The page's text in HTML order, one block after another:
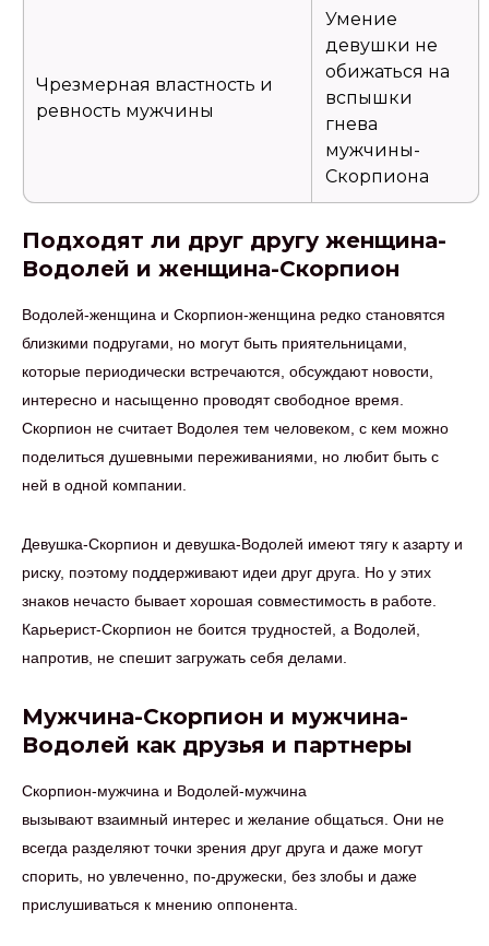
Чрезмерная властность и
ревность мужчины
Умение
девушки не
обижаться на
вспышки
гнева
мужчины-
Скорпиона
Подходят ли друг другу женщина-
Водолей и женщина-Скорпион
Водолей-женщина и Скорпион-женщина редко становятся
близкими подругами, но могут быть приятельницами,
которые периодически встречаются, обсуждают новости,
интересно и насыщенно проводят свободное время.
Скорпион не считает Водолея тем человеком, с кем можно
поделиться душевными переживаниями, но любит быть с
ней в одной компании.
Девушка-Скорпион и девушка-Водолей имеют тягу к азарту и
риску, поэтому поддерживают идеи друг друга. Но у этих
знаков нечасто бывает хорошая совместимость в работе.
Карьерист-Скорпион не боится трудностей, а Водолей,
напротив, не спешит загружать себя делами.
Мужчина-Скорпион и мужчина-
Водолей как друзья и партнеры
Скорпион-мужчина и Водолей-мужчина
вызывают взаимный интерес и желание общаться. Они не
всегда разделяют точки зрения друг друга и даже могут
спорить, но увлеченно, по-дружески, без злобы и даже
прислушиваться к мнению оппонента.